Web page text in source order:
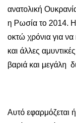
ανατολική
η Ρωσία το 2014.
οκτώ χρόνια για
και άλλες
βαριά και μεγάλη
Αυτό εφαρμόζεται